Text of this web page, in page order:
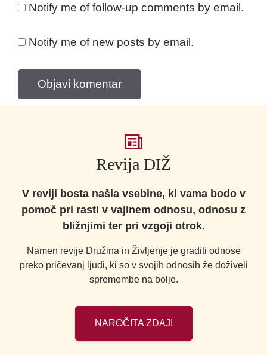
Notify me of follow-up comments by email.
Notify me of new posts by email.
Revija DIŽ
V reviji bosta našla vsebine, ki vama bodo v
pomoč pri rasti v vajinem odnosu, odnosu z
bližnjimi ter pri vzgoji otrok.
Namen revije Družina in Življenje je graditi odnose
preko pričevanj ljudi, ki so v svojih odnosih že doživeli
spremembe na bolje.
NAROČITA ZDAJ!